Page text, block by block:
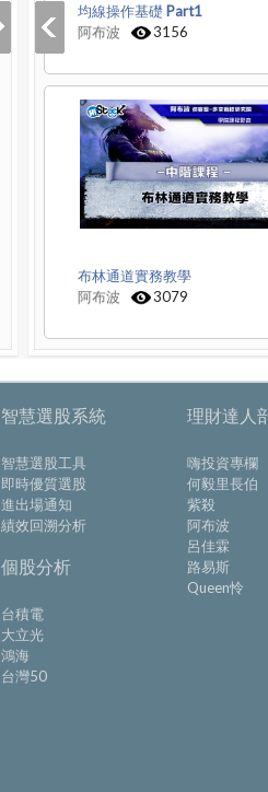
均線操作基礎 Part1
阿布波
3156
布林通道實務教學
阿布波
3079
智慧選股系統
智慧選股工具
即時優質選股
進出場通知
績效回溯分析
個股分析
台積電
大立光
鴻海
台灣50
理財達人
嗨投資專欄
何毅里長伯
紫殺
阿布波
呂佳霖
路易斯
Queen怜